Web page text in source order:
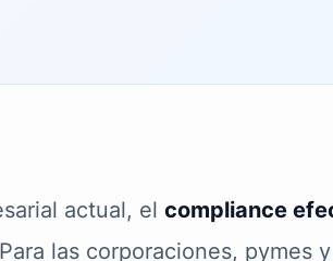
actual, el compliance
las corporaciones, pymes